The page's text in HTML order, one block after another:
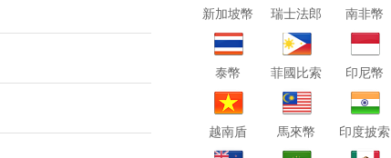
新加坡幣 瑞士法郎 南非幣
泰幣 菲國比索 印尼幣
越南盾 馬來幣 印度披索